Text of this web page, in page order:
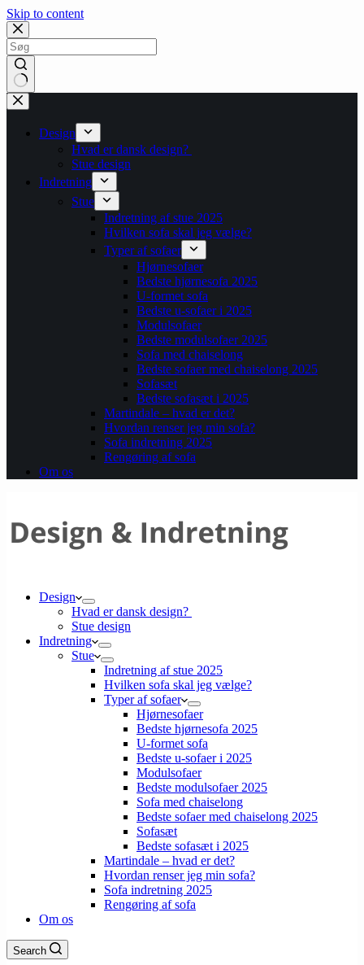
Skip to content
No
results
Design
Hvad er dansk design?
Stue design
Indretning
Stue
Indretning af stue 2025
Hvilken sofa skal jeg vælge?
Typer af sofaer
Hjørnesofaer
Bedste hjørnesofa 2025
U-formet sofa
Bedste u-sofaer i 2025
Modulsofaer
Bedste modulsofaer 2025
Sofa med chaiselong
Bedste sofaer med chaiselong 2025
Sofasæt
Bedste sofasæt i 2025
Martindale – hvad er det?
Hvordan renser jeg min sofa?
Sofa indretning 2025
Rengøring af sofa
Om os
Design
Hvad er dansk design?
Stue design
Indretning
Stue
Indretning af stue 2025
Hvilken sofa skal jeg vælge?
Typer af sofaer
Hjørnesofaer
Bedste hjørnesofa 2025
U-formet sofa
Bedste u-sofaer i 2025
Modulsofaer
Bedste modulsofaer 2025
Sofa med chaiselong
Bedste sofaer med chaiselong 2025
Sofasæt
Bedste sofasæt i 2025
Martindale – hvad er det?
Hvordan renser jeg min sofa?
Sofa indretning 2025
Rengøring af sofa
Om os
Search